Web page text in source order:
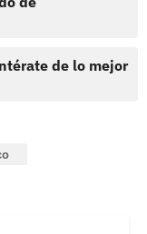
de lo mejor